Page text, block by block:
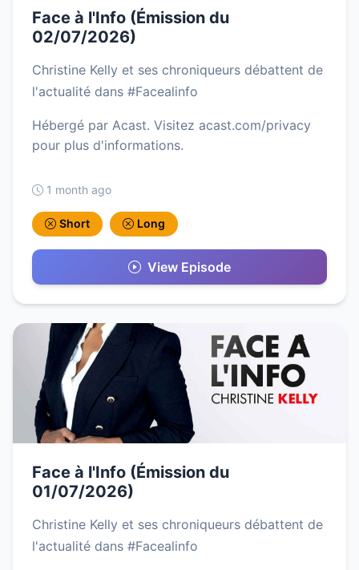
Face à l'Info (Émission du
02/07/2026)
Christine Kelly et ses chroniqueurs débattent de
l'actualité dans #Facealinfo
Hébergé par Acast. Visitez acast.com/privacy
pour plus d'informations.
1 month ago
Short Long
View Episode
Face à l'Info (Émission du
01/07/2026)
Christine Kelly et ses chroniqueurs débattent de
l'actualité dans #Facealinfo